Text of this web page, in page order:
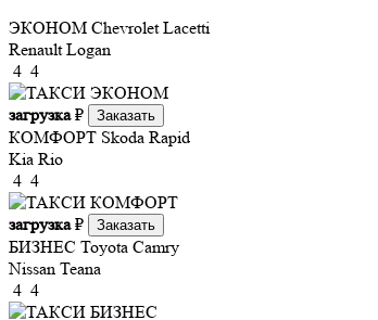
ЭКОНОМ Chevrolet Lacetti
Renault Logan
4 4
загрузка₽ Заказать
КОМФОРТ Skoda Rapid
Kia Rio
4 4
загрузка₽ Заказать
БИЗНЕС Toyota Camry
Nissan Teana
4 4